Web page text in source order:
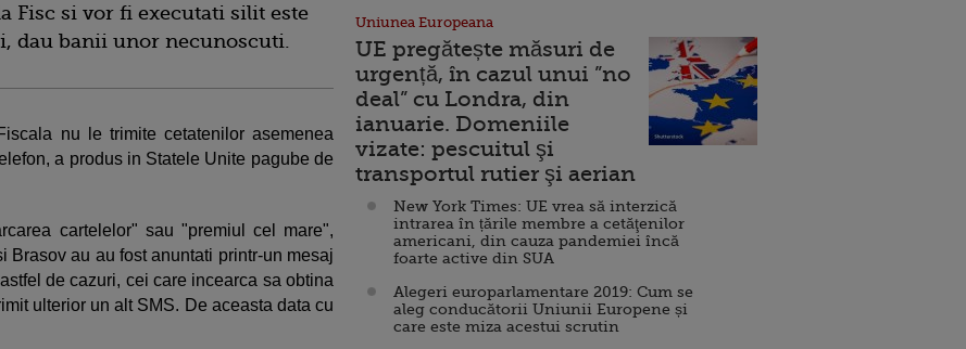
Fisc si vor fi executati silit este
dau banii unor necunoscuti.
nu le trimite cetatenilor asemenea
a produs in Statele Unite pagube de
cartelelor" sau "premiul cel mare",
Brasov au au fost anuntati printr-un mesaj
de cazuri, cei care incearca sa obtina
ulterior un alt SMS. De aceasta data cu
Uniunea Europeana
UE pregătește măsuri de
urgență, în cazul unui ”no
deal” cu Londra, din
ianuarie. Domeniile
vizate: pescuitul şi
transportul rutier şi aerian
New York Times: UE vrea să interzică
intrarea în țările membre a cetăţenilor
americani, din cauza pandemiei încă
foarte active din SUA
Alegeri europarlamentare 2019: Cum se
aleg conducătorii Uniunii Europene și
care este miza acestui scrutin